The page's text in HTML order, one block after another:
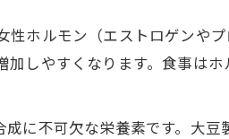
ホルモン（エストロゲンや
しやすくなります。食事は
に不可欠な栄養素です。大